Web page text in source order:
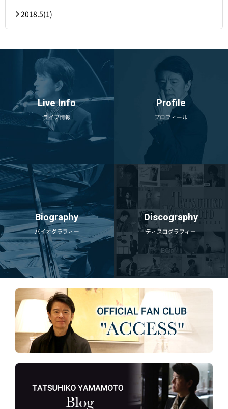
2018.5(1)
Live Info
ライブ情報
Profile
プロフィール
Biography
バイオグラフィー
Discography
ディスコグラフィー